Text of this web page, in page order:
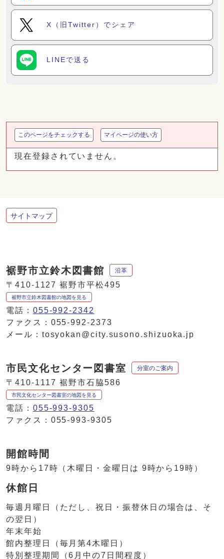
X（旧Twitter）でシェア
LINEで送る
このページをチェックする マイページの使い方
現在登録されていません。
サイトマップ
裾野市立鈴木図書館 沿革
〒410-1127 裾野市平松495
裾野市立鈴木図書館の地図を見る
電話： 055-992-2342
ファクス：055-992-2373
メール：tosyokan@city.susono.shizuoka.jp
市民文化センター図書室 分室のご案内
〒410-1117 裾野市石脇586
市民文化センター図書室の地図を見る
電話： 055-993-9305
ファクス：055-993-9305
開館時間
9時から17時（木曜日・金曜日は 9時から19時）
休館日
毎週月曜日（ただし、祝日・振替休日の場合は、そ
の翌日）
年末年始
館内整理日（毎月第4木曜日）
特別整理期間（6月中の7日間程度）